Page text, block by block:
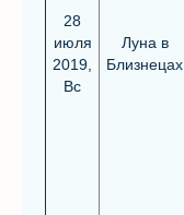
28
июля
2019,
Вс
Луна в
Близнецах